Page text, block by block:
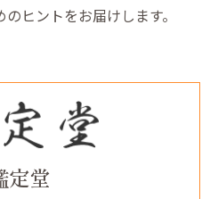
ヒントをお届けします。
定堂